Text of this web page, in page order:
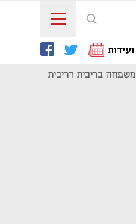
ועידות
משפחה בריבית דריבית